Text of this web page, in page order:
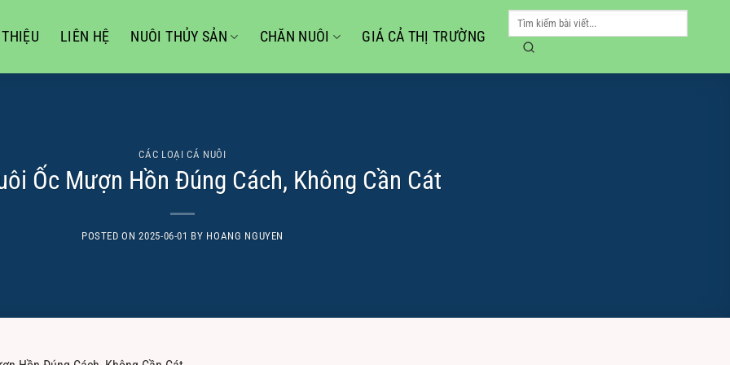
LIÊN HỆ NUÔI THỦY SẢN CHĂN NUÔI GIÁ CẢ THỊ TRƯỜNG
CÁC LOẠI CÁ NUÔI
Ốc Mượn Hồn Đúng Cách, Không Cần Cát
POSTED ON2025-06-01 BY HOANG NGUYEN